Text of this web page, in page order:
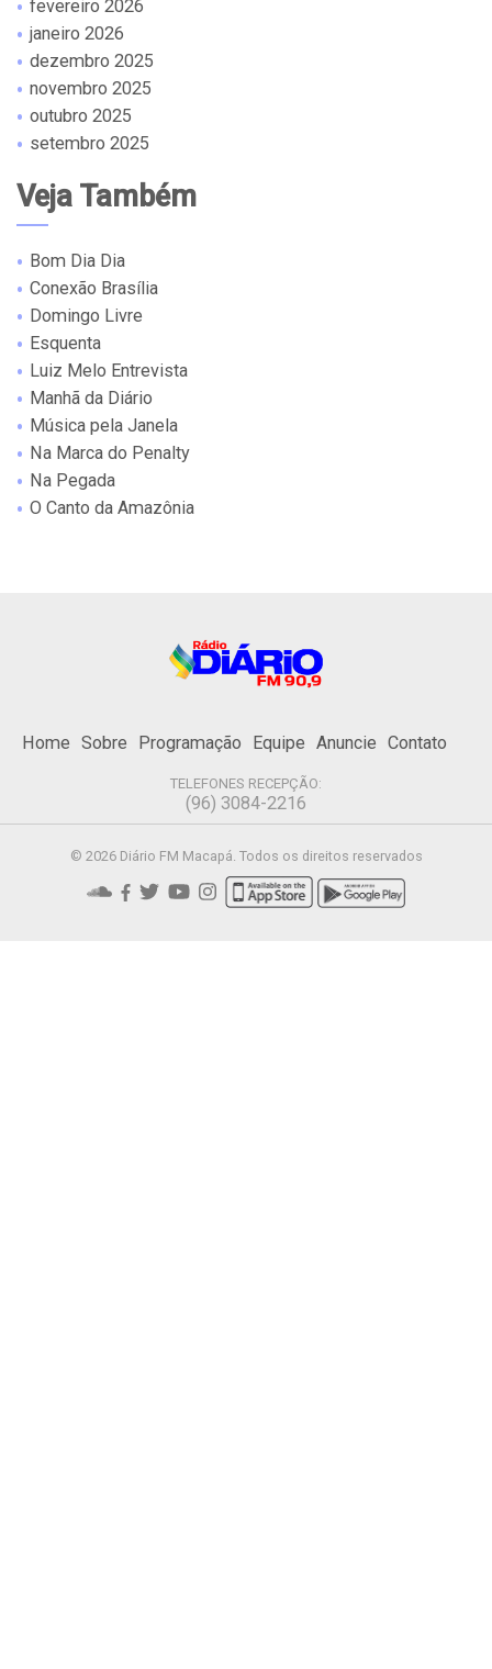
fevereiro 2026
janeiro 2026
dezembro 2025
novembro 2025
outubro 2025
setembro 2025
Veja Também
Bom Dia Dia
Conexão Brasília
Domingo Livre
Esquenta
Luiz Melo Entrevista
Manhã da Diário
Música pela Janela
Na Marca do Penalty
Na Pegada
O Canto da Amazônia
Home Sobre Programação Equipe Anuncie Contato
TELEFONES RECEPÇÃO:
(96) 3084-2216
© 2026 Diário FM Macapá. Todos os direitos reservados